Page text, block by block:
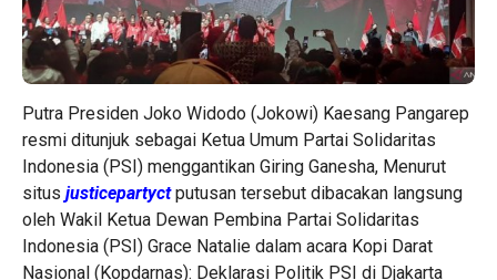
Putra Presiden Joko Widodo (Jokowi) Kaesang Pangarep
resmi ditunjuk sebagai Ketua Umum Partai Solidaritas
Indonesia (PSI) menggantikan Giring Ganesha, Menurut
situs justicepartyctputusan tersebut dibacakan langsung
oleh Wakil Ketua Dewan Pembina Partai Solidaritas
Indonesia (PSI) Grace Natalie dalam acara Kopi Darat
Nasional (Kopdarnas): Deklarasi Politik PSI di Djakarta